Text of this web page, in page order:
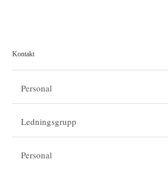
Kontakt
Personal
Ledningsgrupp
Personal